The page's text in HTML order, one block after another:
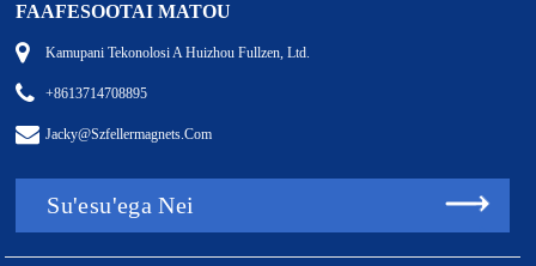
FAAFESOOTAI MATOU
Kamupani Tekonolosi A Huizhou Fullzen, Ltd.
+8613714708895
Jacky@szfellermagnets.com
Su'esu'ega Nei